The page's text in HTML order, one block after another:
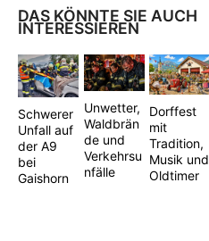
DAS KÖNNTE SIE AUCH
INTERESSIEREN
Schwerer
Unfall auf
der A9
bei
Gaishorn
Unwetter,
Waldbrän
de und
Verkehrsu
nfälle
Dorffest
mit
Tradition,
Musik und
Oldtimer